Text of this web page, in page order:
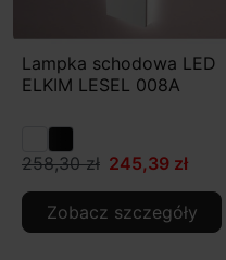
Lampka schodowa LED
ELKIM LESEL 008A
258,30 zł 245,39 zł
Zobacz szczegóły